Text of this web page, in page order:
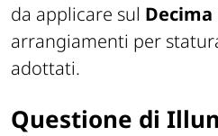
da applicare sul Decima
arrangiamenti per
adottati.
Questione di